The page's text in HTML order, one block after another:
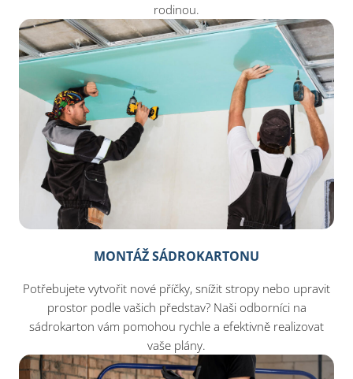
rodinou.
MONTÁŽ SÁDROKARTONU
Potřebujete vytvořit nové příčky, snížit stropy nebo upravit
prostor podle vašich představ? Naši odborníci na
sádrokarton vám pomohou rychle a efektivně realizovat
vaše plány.